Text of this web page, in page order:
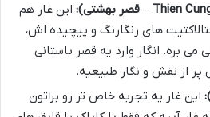
این غار هم
های رنگارنگ و پیچیده اش،
می بره. انگار وارد یه قصر باستانی
از نقش و نگار طبیعیه.
این غار یه تجربه خاص تر رو براتون